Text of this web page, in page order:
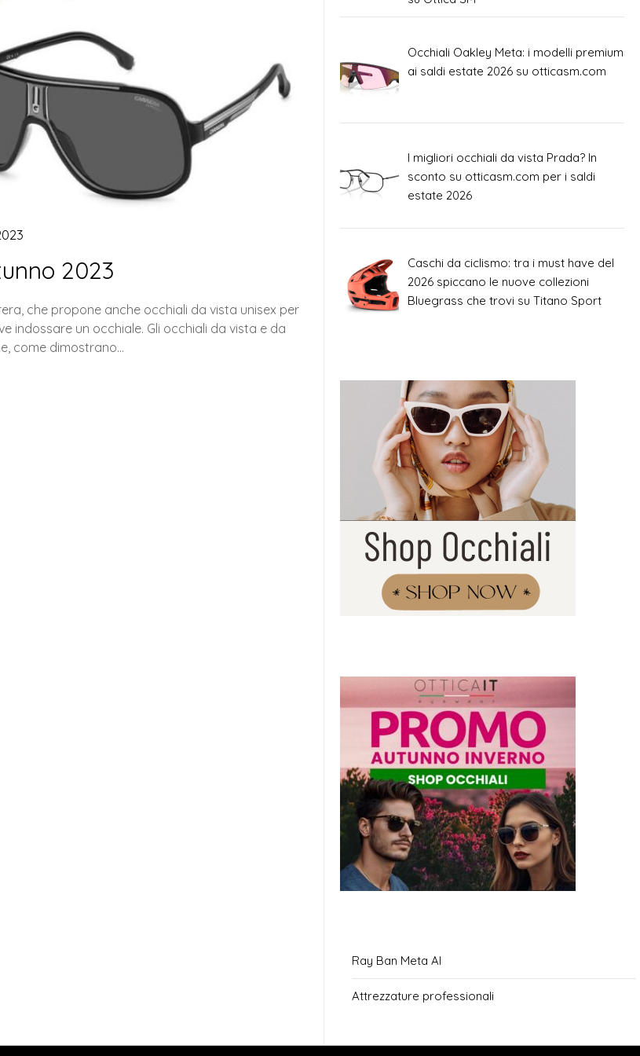
2023
che propone anche occhiali da vista unisex per
indossare un occhiale. Gli occhiali da vista e da
come dimostrano…
Occhiali Oakley Meta: i modelli premium
ai saldi estate 2026 su otticasm.com
I migliori occhiali da vista Prada? In
sconto su otticasm.com per i saldi
estate 2026
Caschi da ciclismo: tra i must have del
2026 spiccano le nuove collezioni
Bluegrass che trovi su Titano Sport
Ray Ban Meta AI
Attrezzature professionali